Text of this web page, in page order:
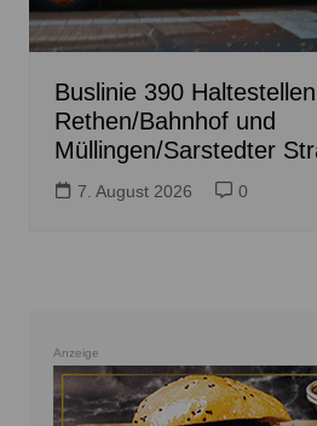
Buslinie 390
Rethen/Bahnhof und
Müllingen/Sarstedter
7. August 2026 0
Anzeige